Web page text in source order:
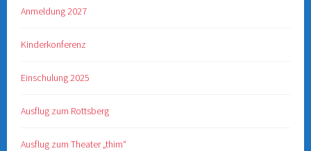
Anmeldung 2027
Kinderkonferenz
Einschulung 2025
Ausflug zum Rottsberg
Ausflug zum Theater „thim“